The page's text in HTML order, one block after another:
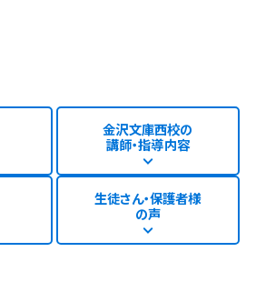
金沢文庫西校の
講師・指導内容
生徒さん・保護者様
の声